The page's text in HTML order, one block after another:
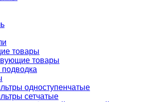
товары
товары
подводка
одноступенчатые
сетчатые